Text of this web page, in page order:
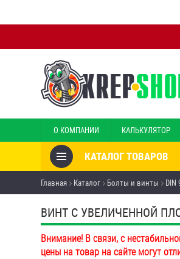
О КОМПАНИИ КАЛЬКУЛЯТОР
КАТАЛОГ ТОВАРОВ
Товары со скидкой
Анкеры
Антивандальный крепёж,
инструмент
Главная Каталог Болты и винты
ВИНТ С УВЕЛИЧЕННОЙ
Внимание! В связи, с
цены на товар на сайте могут